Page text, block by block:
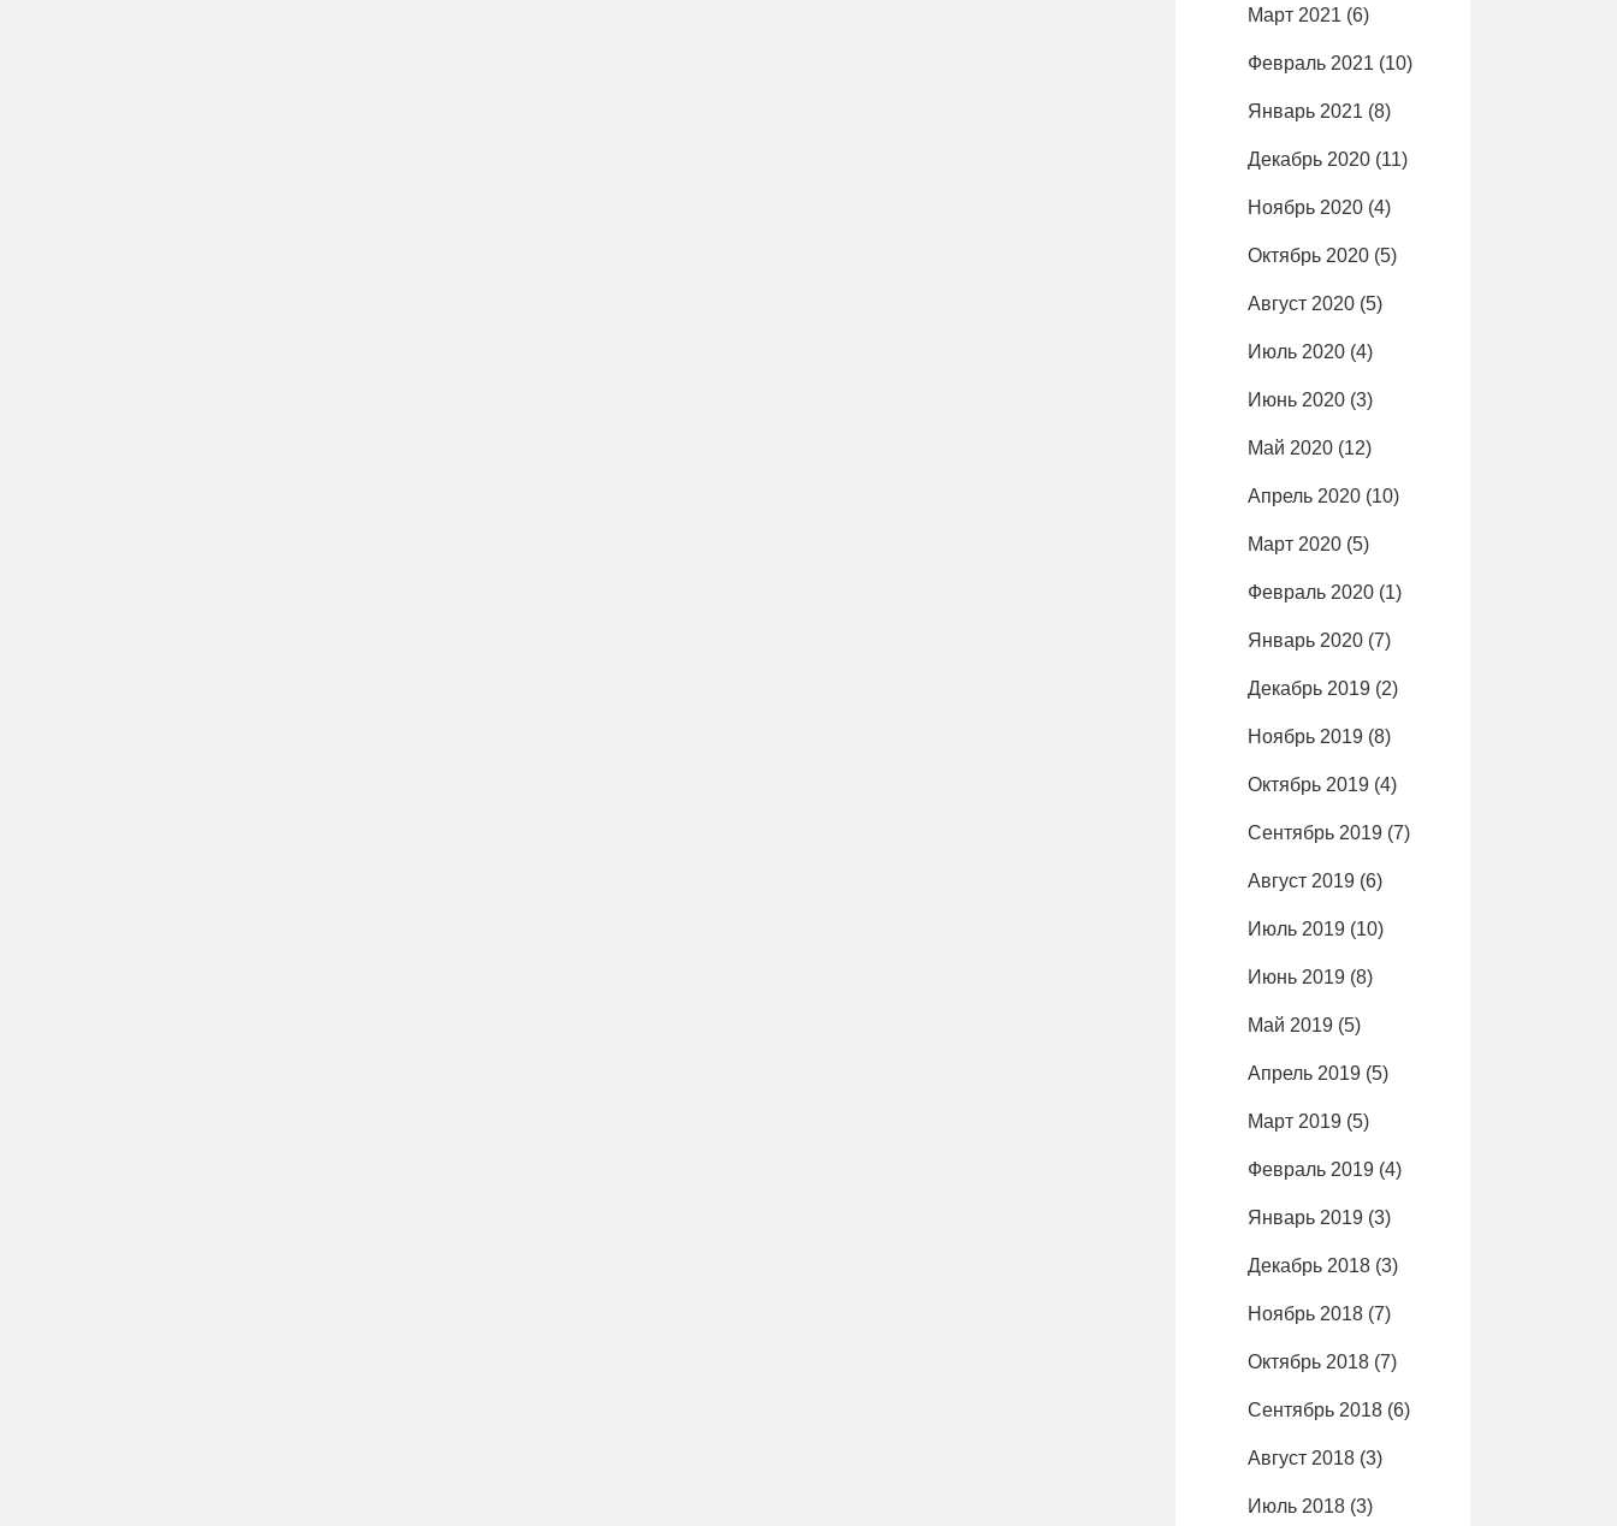
Март 2021 (6)
Февраль 2021 (10)
Январь 2021 (8)
Декабрь 2020 (11)
Ноябрь 2020 (4)
Октябрь 2020 (5)
Август 2020 (5)
Июль 2020 (4)
Июнь 2020 (3)
Май 2020 (12)
Апрель 2020 (10)
Март 2020 (5)
Февраль 2020 (1)
Январь 2020 (7)
Декабрь 2019 (2)
Ноябрь 2019 (8)
Октябрь 2019 (4)
Сентябрь 2019 (7)
Август 2019 (6)
Июль 2019 (10)
Июнь 2019 (8)
Май 2019 (5)
Апрель 2019 (5)
Март 2019 (5)
Февраль 2019 (4)
Январь 2019 (3)
Декабрь 2018 (3)
Ноябрь 2018 (7)
Октябрь 2018 (7)
Сентябрь 2018 (6)
Август 2018 (3)
Июль 2018 (3)